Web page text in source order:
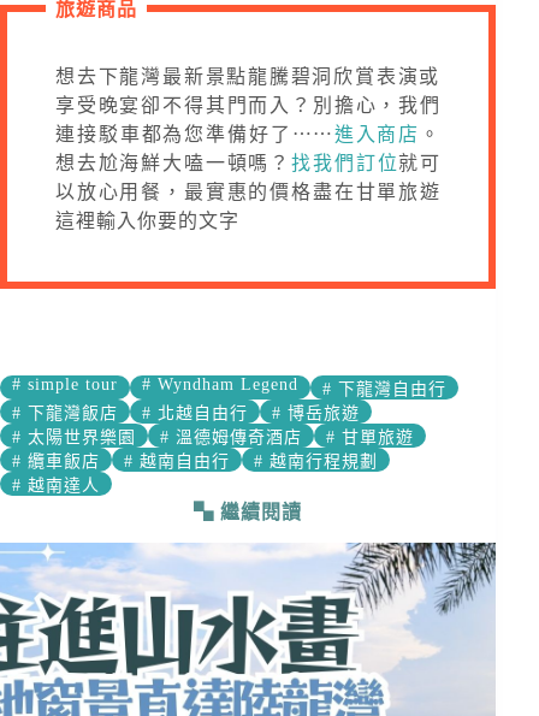
旅遊商品
想去下龍灣最新景點龍騰碧洞欣賞表演或
享受晚宴卻不得其門而入？別擔心，我們
連接駁車都為您準備好了⋯⋯進入商店 。
想去尬海鮮大嗑一頓嗎？找我們訂位就可
以放心用餐，最實惠的價格盡在甘單旅遊
這裡輸入你要的文字
# simple tour # Wyndham Legend # 下龍灣自由行
# 下龍灣飯店 # 北越自由行 # 博岳旅遊
# 太陽世界樂園 # 溫德姆傳奇酒店 # 甘單旅遊
# 纜車飯店 # 越南自由行 # 越南行程規劃
# 越南達人
繼續閱讀